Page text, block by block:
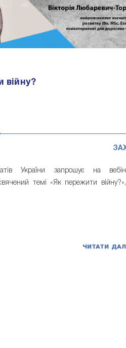
війну?
України запрошує на
темі «Як пережити
ЧИТАТИ ДАЛІ